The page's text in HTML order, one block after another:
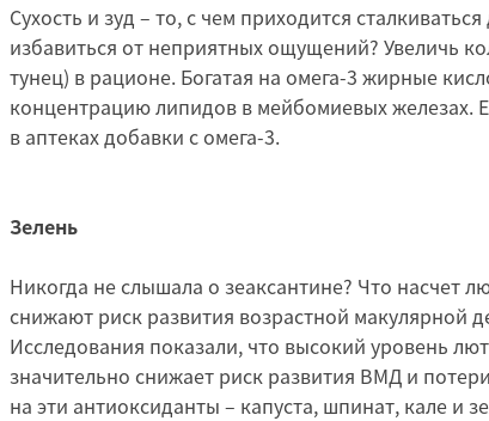
Сухость и зуд – то, с чем приходится
избавиться от неприятных ощущений? Увеличь
тунец) в рационе. Богатая на омега-3 жирные
концентрацию липидов в мейбомиевых железах.
в аптеках добавки с омега-3.
Зелень
Никогда не слышала о зеаксантине? Что насчет
снижают риск развития возрастной макулярной
Исследования показали, что высокий уровень
значительно снижает риск развития ВМД и
на эти антиоксиданты – капуста, шпинат, кале и